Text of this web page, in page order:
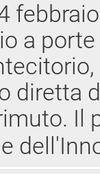
a
diretta
Il